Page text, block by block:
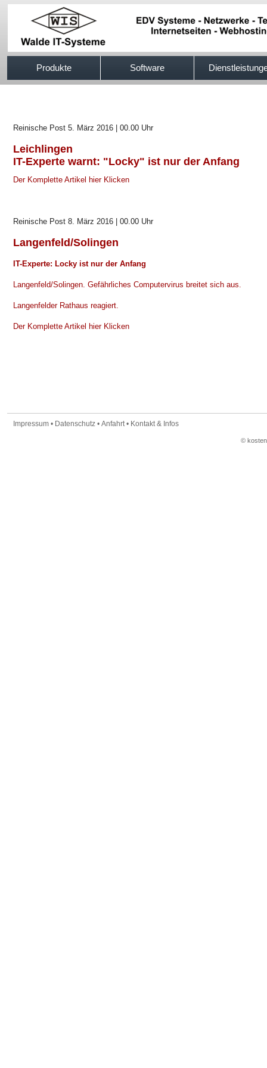
Produkte Software
Reinische Post 5. März 2016 | 00.00 Uhr
Leichlingen
IT-Experte warnt: "Locky" ist nur der Anfang
Der Komplette Artikel hier Klicken
Reinische Post 8. März 2016 | 00.00 Uhr
Langenfeld/Solingen
IT-Experte: Locky ist nur der Anfang
Langenfeld/Solingen. Gefährliches Computervirus breitet sich aus.
Langenfelder Rathaus reagiert.
Der Komplette Artikel hier Klicken
Impressum • Datenschutz • Anfahrt• Kontakt & Infos
©